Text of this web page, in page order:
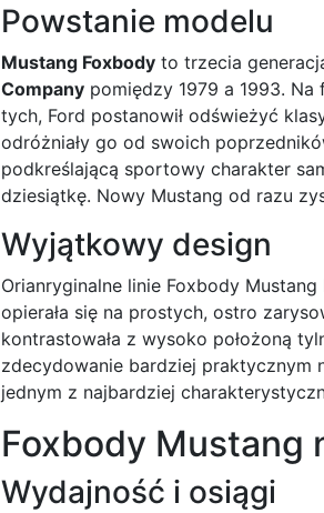
Powstanie modelu
Mustang Foxbody to trzecia
Company pomiędzy 1979 a 1993.
tych, Ford postanowił odświeżyć
odróżniały go od swoich
podkreślającą sportowy charakter
dziesiątkę. Nowy Mustang od razu
Wyjątkowy design
Orianryginalne linie Foxbody Mustang
opierała się na prostych, ostro
kontrastowała z wysoko położoną
zdecydowanie bardziej praktycznym
jednym z najbardziej
Foxbody Mustang
Wydajność i osiągi